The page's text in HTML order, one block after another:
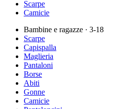
Scarpe
Camicie
Bambine e ragazze · 3-18
Scarpe
Capispalla
Maglieria
Pantaloni
Borse
Abiti
Gonne
Camicie